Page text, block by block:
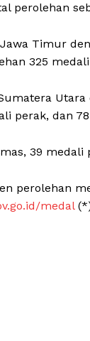
perolehan
Timur
325
Utara
perak, dan
39
perolehan
medal